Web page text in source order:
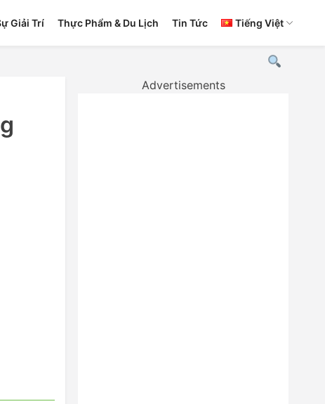
Giải Trí Thực Phẩm & Du Lịch Tin Tức Tiếng Việt
Advertisements